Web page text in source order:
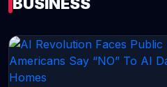
CONTINUE READING →